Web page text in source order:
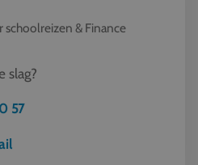
schoolreizen & Finance
slag?
57